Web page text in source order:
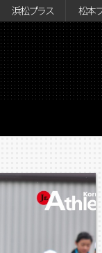
浜松プラス 松本